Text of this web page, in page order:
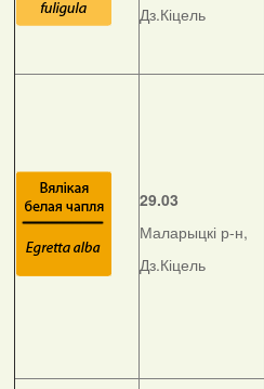
Дз.Кіцель
29.03
Маларыцкі р-н,
Дз.Кіцель